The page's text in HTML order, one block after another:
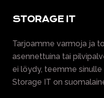
STORAGE IT
Tarjoamme varmoja ja
asennettuina tai
ei löydy, teemme sinulle
Storage IT on